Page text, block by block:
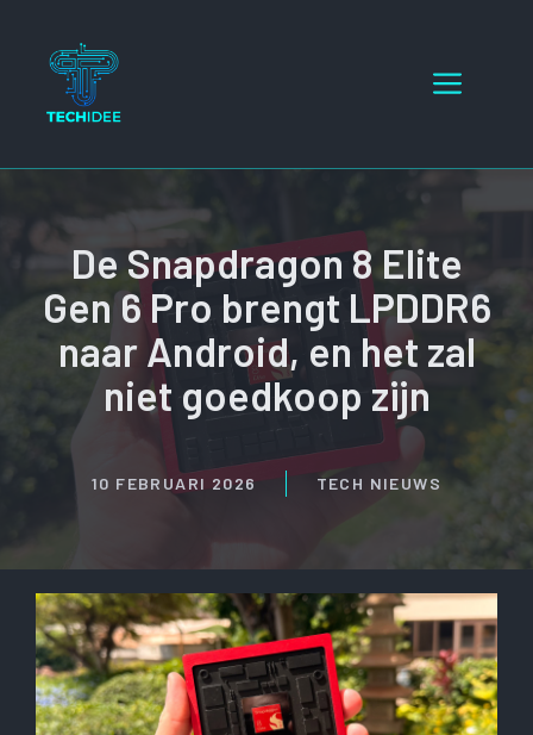
inhoud
Menu
De Snapdragon 8 Elite
Gen 6 Pro brengt LPDDR6
naar Android, en het zal
niet goedkoop zijn
10 FEBRUARI 2026 TECH NIEUWS